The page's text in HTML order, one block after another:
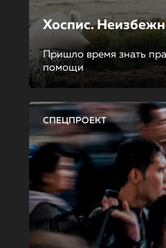
Хоспис.
Пришло время знать
помощи
СПЕЦПРОЕКТ